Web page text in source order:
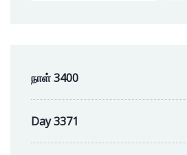
நாள் 3400
Day 3371